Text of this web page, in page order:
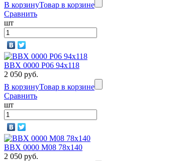
В корзинуТовар в корзине
Сравнить
шт
BBX 0000 P06 94х118
2 050 руб.
В корзинуТовар в корзине
Сравнить
шт
BBX 0000 M08 78х140
2 050 руб.